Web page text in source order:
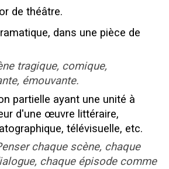
de théâtre.
dans une pièce de
tragique, comique,
émouvante.
partielle ayant une unité à
d'une œuvre littéraire,
télévisuelle, etc.
chaque scène, chaque
chaque épisode comme